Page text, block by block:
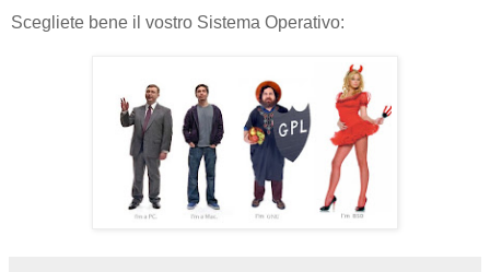
Scegliete bene il vostro Sistema Operativo: